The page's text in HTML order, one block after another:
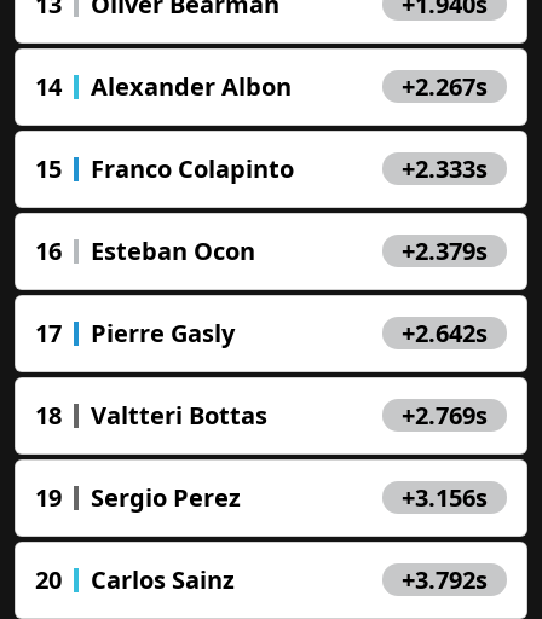
Jouez et gagnez !
14 Alexander Albon +2.267s
15 Franco Colapinto +2.333s
16 Esteban Ocon +2.379s
17 Pierre Gasly +2.642s
18 Valtteri Bottas +2.769s
19 Sergio Perez +3.156s
20 Carlos Sainz +3.792s